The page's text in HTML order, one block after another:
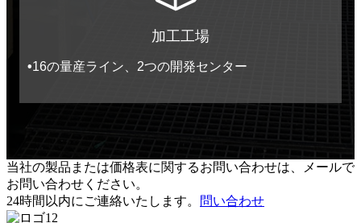
加工工場
•16の量産ライン、2つの開発センター
当社の製品または価格表に関するお問い合わせは、メールで
お問い合わせください。
24時間以内にご連絡いたします。
問い合わせ